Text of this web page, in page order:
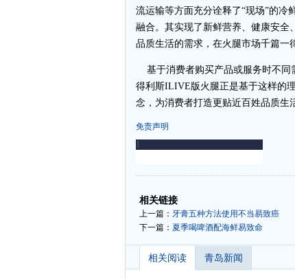
流运输等方面充分诠释了“现场”的冷
融合。其实现了新鲜营养、健康安全
品质生活的需求，在火腿市场千篇一
基于消费者购买产品或服务时不同
得利斯ILIVE版火腿正是基于这样的
念，为消费者打造更贴近百姓品质生
免责声明
-
相关链接
上一篇： 牙膏五种方法使用不当易致癌
下一篇： 夏季喝啤酒配海鲜易致命
相关阅读 青岛新闻